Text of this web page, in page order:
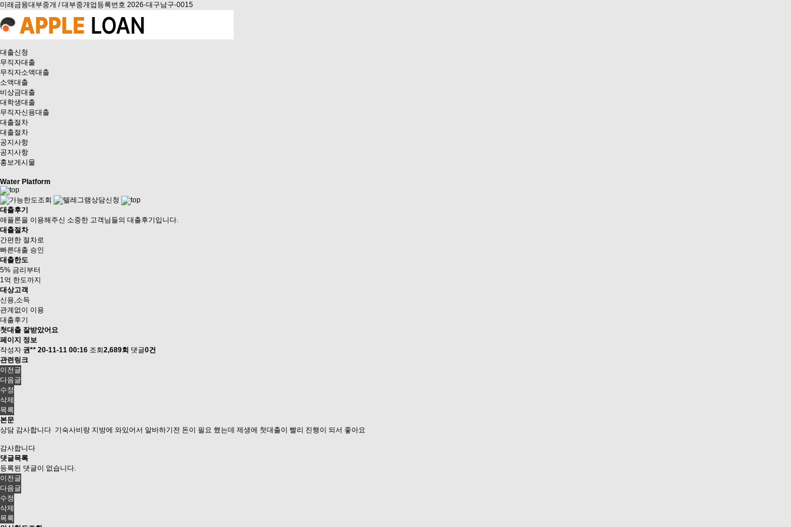
미래금융대부중개 / 대부중개업등록번호 2026-대구남구-0015
대출신청
무직자대출
무직자소액대출
소액대출
비상금대출
대학생대출
무직자신용대출
대출절차
대출절차
공지사항
공지사항
홍보게시물
Water Platform
대출후기
애플론을 이용해주신 소중한 고객님들의 대출후기입니다.
대출절차
간편한 절차로
빠른대출 승인
대출한도
5% 금리부터
1억 한도까지
대상고객
신용,소득
관계없이 이용
대출후기
첫대출 잘받았어요
페이지 정보
작성자 권** 20-11-11 00:16 조회 2,689회 댓글0건
관련링크
이전글
다음글
수정
삭제
목록
본문
상담 감사합니다 기숙사비랑 지방에 와있어서 알바하기전 돈이 필요 했는데 제생에 첫대출이 빨리 진행이 되서 좋아요
감사합니다
댓글목록
등록된 댓글이 없습니다.
이전글
다음글
수정
삭제
목록